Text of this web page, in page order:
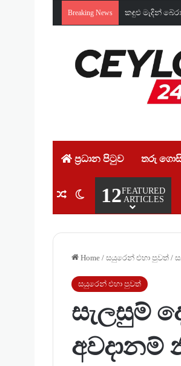
Breaking News කඳුළු මැදින්
ප්‍රධාන පිටුව තරු
Random Article
Switch skin
12FEATURED
ARTICLES
Home / සයුරෙන් එහා පුවත් /
සයුරෙන් එහා පුවත්
සැලසුම්
අවදානම්